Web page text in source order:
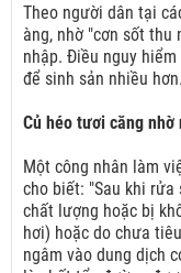
Theo người dân tại
àng, nhờ "cơn sốt thu
nhập. Điều nguy
để sinh sản nhiều hơn.
Củ héo tươi căng nhờ
Một công nhân làm
cho biết: "Sau khi rửa
chất lượng hoặc bị
hơi) hoặc do chưa
ngâm vào dung dịch